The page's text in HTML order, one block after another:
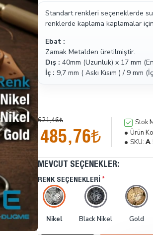
Standart renkleri seçeneklerde
renklerde kaplama kaplamalar
Ebat :
Zamak Metalden üretilmiştir.
Dış : 40mm (Uzunluk) x 17 mm
İç : 9,7 mm ( Askı Kısım ) / 9 mm
485,76₺
621,46₺ Stok
Ürün
SKU: A
MEVCUT SEÇENEKLER:
RENK SEÇENEKLERI
Nikel Black Nikel Gold